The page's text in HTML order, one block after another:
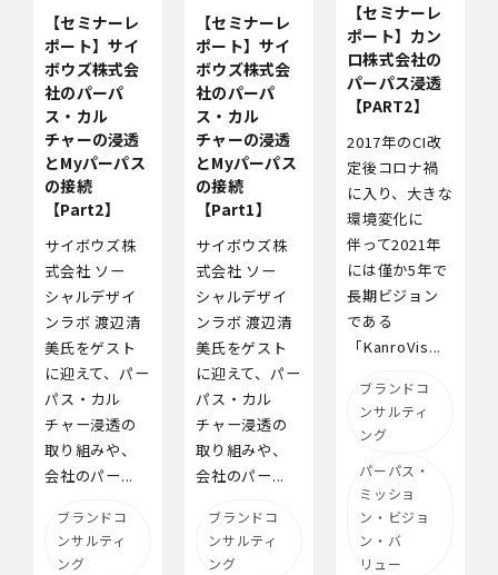
【セミナーレ
ポート】サイ
ボウズ株式会
社のパーパ
ス・カル
チャーの浸透
とMyパーパス
の接続
【Part2】
サイボウズ株
式会社 ソー
シャルデザイ
ンラボ 渡辺清
美氏をゲスト
に迎えて、パー
パス・カル
チャー浸透の
取り組みや、
会社のパー...
ブランドコ
ンサルティ
ング
【セミナーレ
ポート】サイ
ボウズ株式会
社のパーパ
ス・カル
チャーの浸透
とMyパーパス
の接続
【Part1】
サイボウズ株
式会社 ソー
シャルデザイ
ンラボ 渡辺清
美氏をゲスト
に迎えて、パー
パス・カル
チャー浸透の
取り組みや、
会社のパー...
ブランドコ
ンサルティ
ング
【セミナーレ
ポート】カン
ロ株式会社の
パーパス浸透
【PART2】
2017年のCI改
定後コロナ禍
に入り、大きな
環境変化に
伴って2021年
には僅か5年で
長期ビジョン
である
「KanroVis...
ブランドコ
ンサルティ
ング
パーパス・
ミッショ
ン・ビジョ
ン・バ
リュー